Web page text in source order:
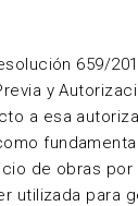
659/
y
a esa
de obras
utilizada para